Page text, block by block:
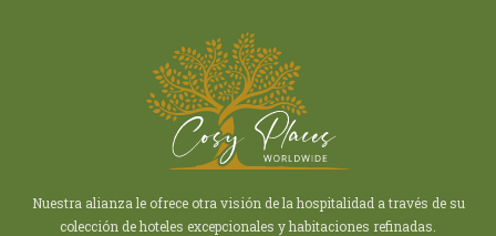
Nuestra alianza le ofrece otra visión de la hospitalidad a través de su
colección de hoteles excepcionales y habitaciones refinadas.